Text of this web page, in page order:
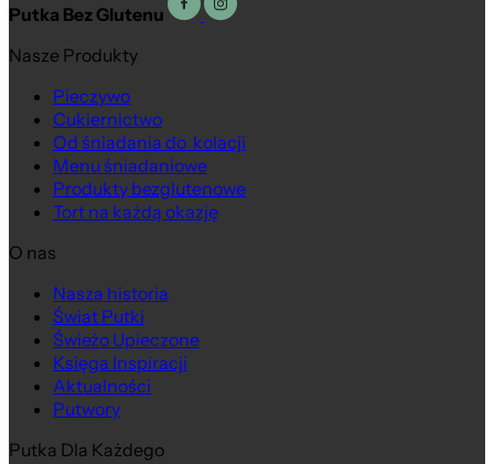
Putka Bez Glutenu
Nasze Produkty
Pieczywo
Cukiernictwo
Od śniadania do kolacji
Menu śniadaniowe
Produkty bezglutenowe
Tort na każdą okazję
O nas
Nasza historia
Świat Putki
Świeżo Upieczone
Księga Inspiracji
Aktualności
Putwory
Putka Dla Każdego